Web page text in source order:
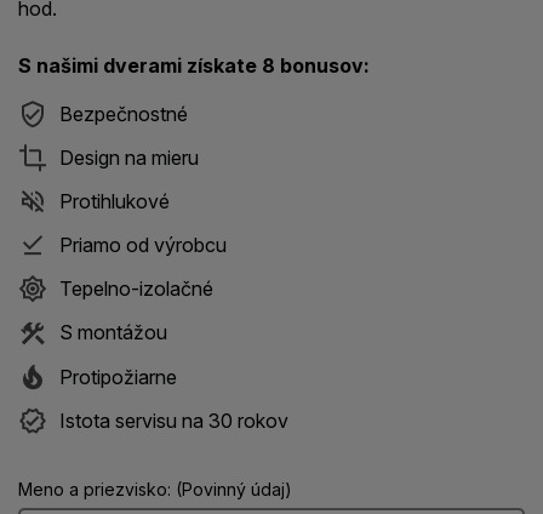
hod.
S našimi dverami získate 8 bonusov:
Bezpečnostné
Design na mieru
Protihlukové
Priamo od výrobcu
Tepelno-izolačné
S montážou
Protipožiarne
Istota servisu na 30 rokov
Meno a priezvisko: (Povinný údaj)